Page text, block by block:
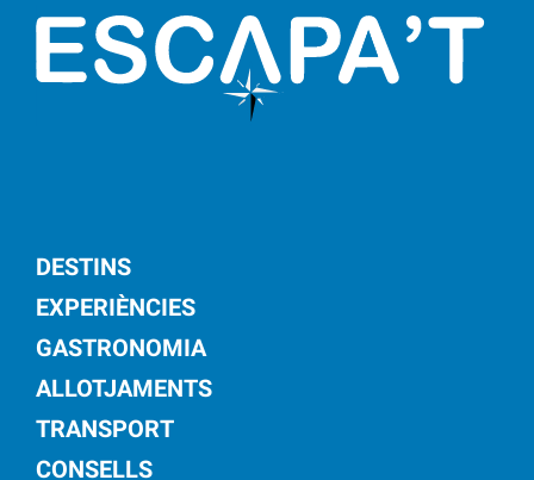
DESTINS
EXPERIÈNCIES
GASTRONOMIA
ALLOTJAMENTS
TRANSPORT
CONSELLS